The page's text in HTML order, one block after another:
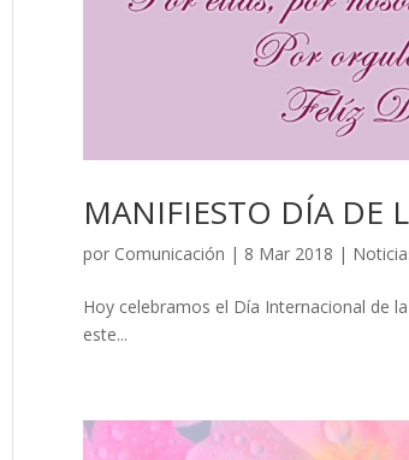
MANIFIESTO DÍA DE
por Comunicación | 8 Mar 2018 |
Hoy celebramos el Día Internacional de
este...